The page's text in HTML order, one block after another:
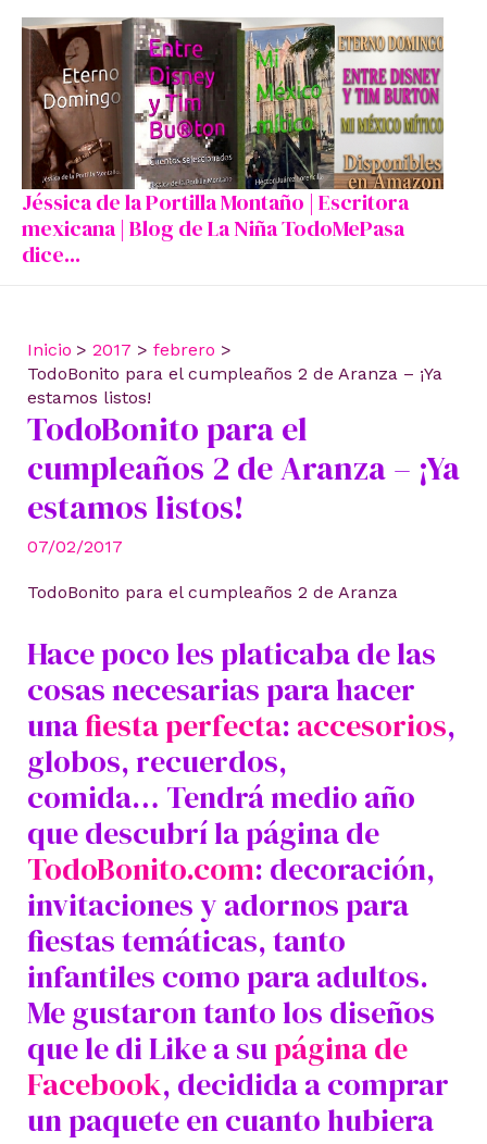
contenido
Jéssica de la Portilla Montaño | Escritora
mexicana | Blog de La Niña TodoMePasa
dice...
Inicio 2017
febrero
TodoBonito para el cumpleaños 2 de Aranza – ¡Ya
estamos listos!
TodoBonito para el
cumpleaños 2 de Aranza – ¡Ya
estamos listos!
07/02/2017
TodoBonito para el cumpleaños 2 de Aranza
Hace poco les platicaba de las
cosas necesarias para hacer
unafiesta perfecta: accesorios,
globos, recuerdos,
comida… Tendrá medio año
que descubrí la página de
TodoBonito.com: decoración,
invitaciones y adornos para
fiestas temáticas, tanto
infantiles como para adultos.
Me gustaron tanto los diseños
que le di Like a supágina de
Facebook, decidida a comprar
un paquete en cuanto hubiera